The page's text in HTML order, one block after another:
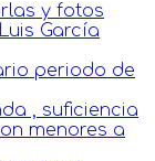
y fotos
García
periodo de
, suficiencia
menores a